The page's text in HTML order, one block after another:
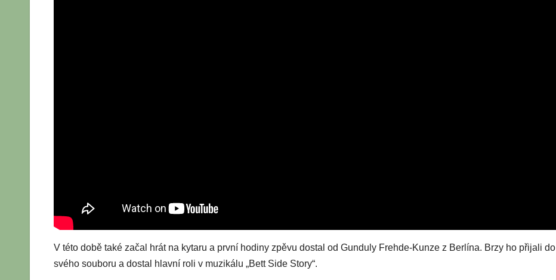
V této době také začal hrát na kytaru a první hodiny zpěvu dostal od Gunduly Frehde-Kunze z Berlína. Brzy ho přijali do
svého souboru a dostal hlavní roli v muzikálu „Bett Side Story“.